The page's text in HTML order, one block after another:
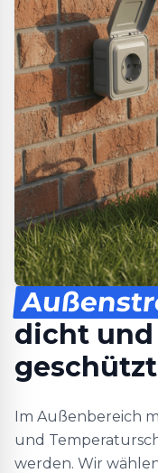
dicht und
geschützt
Im Außenbereich
und
werden. Wir